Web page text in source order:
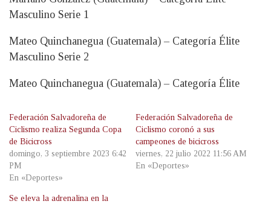
Masculino Serie 1
Mateo Quinchanegua (Guatemala) – Categoría Élite
Masculino Serie 2
Mateo Quinchanegua (Guatemala) – Categoría Élite
Federación Salvadoreña de
Ciclismo realiza Segunda Copa
de Bicicross
domingo, 3 septiembre 2023 6:42
PM
En «Deportes»
Federación Salvadoreña de
Ciclismo coronó a sus
campeones de bicicross
viernes, 22 julio 2022 11:56 AM
En «Deportes»
Se eleva la adrenalina en la